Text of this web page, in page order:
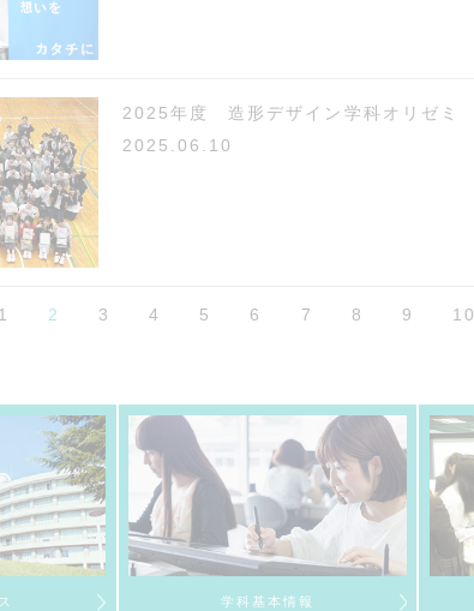
2025年度 造形デザイン学科オリゼミ
2025.06.10
1 2 3 4 5 6 7 8 9 10
学科基本情報